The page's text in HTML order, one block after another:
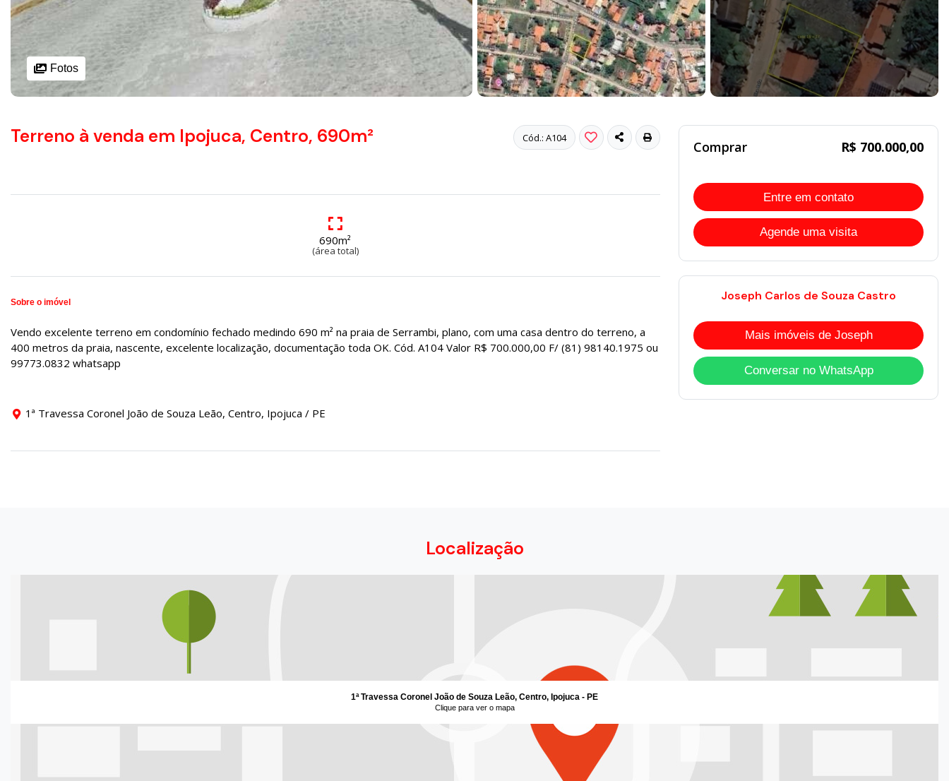
Fotos
Cód.: A104
Terreno à venda em Ipojuca, Centro, 690m²
690m²
(área total)
Sobre o imóvel
Vendo excelente terreno em condomínio fechado medindo 690 m² na praia de Serrambi, plano, com uma casa dentro do terreno, a
400 metros da praia, nascente, excelente localização, documentação toda OK. Cód. A104 Valor R$ 700.000,00 F/ (81) 98140.1975 ou
99773.0832 whatsapp
1ª Travessa Coronel João de Souza Leão, Centro, Ipojuca / PE
Comprar R$ 700.000,00
Entre em contato
Agende uma visita
Joseph Carlos de Souza Castro
Mais imóveis de Joseph
Conversar no WhatsApp
Localização
1ª Travessa Coronel João de Souza Leão, Centro, Ipojuca - PE
Clique para ver o mapa